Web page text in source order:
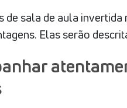
sala de aula invertida
Elas serão